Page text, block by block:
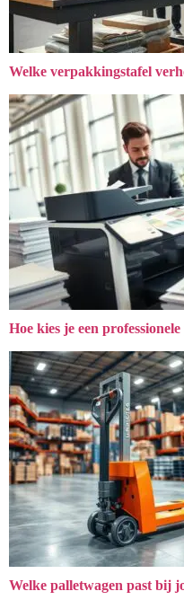
Welke verpakkingstafel
Hoe kies je een
Welke palletwagen past bij